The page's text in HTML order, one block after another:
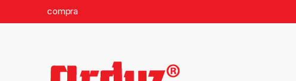
compra